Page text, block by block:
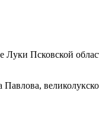
Псковской